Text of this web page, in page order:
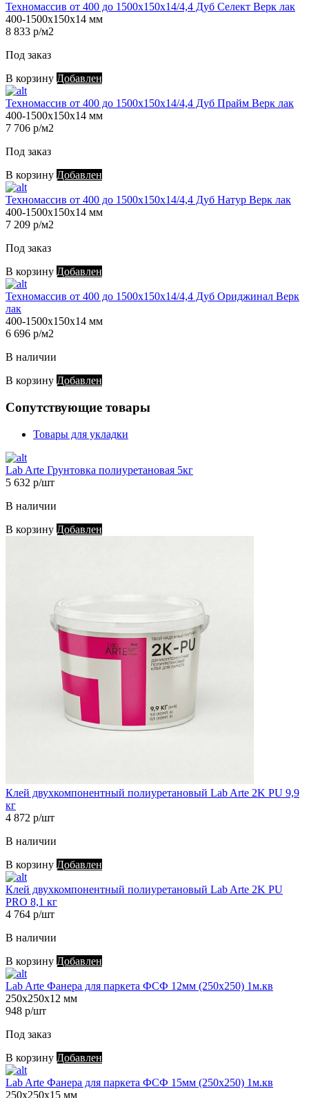
Техномассив от 400 до 1500х150х14/4,4 Дуб Селект Верк лак
400-1500х150х14 мм
8 833 р/м2
Под заказ
В корзину Добавлен
Техномассив от 400 до 1500х150х14/4,4 Дуб Прайм Верк лак
400-1500х150х14 мм
7 706 р/м2
Под заказ
В корзину Добавлен
Техномассив от 400 до 1500х150х14/4,4 Дуб Натур Верк лак
400-1500х150х14 мм
7 209 р/м2
Под заказ
В корзину Добавлен
Техномассив от 400 до 1500х150х14/4,4 Дуб Ориджинал Верк
лак
400-1500х150х14 мм
6 696 р/м2
В наличии
В корзину Добавлен
Сопутствующие товары
Товары для укладки
Lab Arte Грунтовка полиуретановая 5кг
5 632 р/шт
В наличии
В корзину Добавлен
Клей двухкомпонентный полиуретановый Lab Arte 2K PU 9,9
кг
4 872 р/шт
В наличии
В корзину Добавлен
Клей двухкомпонентный полиуретановый Lab Arte 2K PU
PRO 8,1 кг
4 764 р/шт
В наличии
В корзину Добавлен
Lab Arte Фанера для паркета ФСФ 12мм (250х250) 1м.кв
250х250х12 мм
948 р/шт
Под заказ
В корзину Добавлен
Lab Arte Фанера для паркета ФСФ 15мм (250х250) 1м.кв
250х250х15 мм